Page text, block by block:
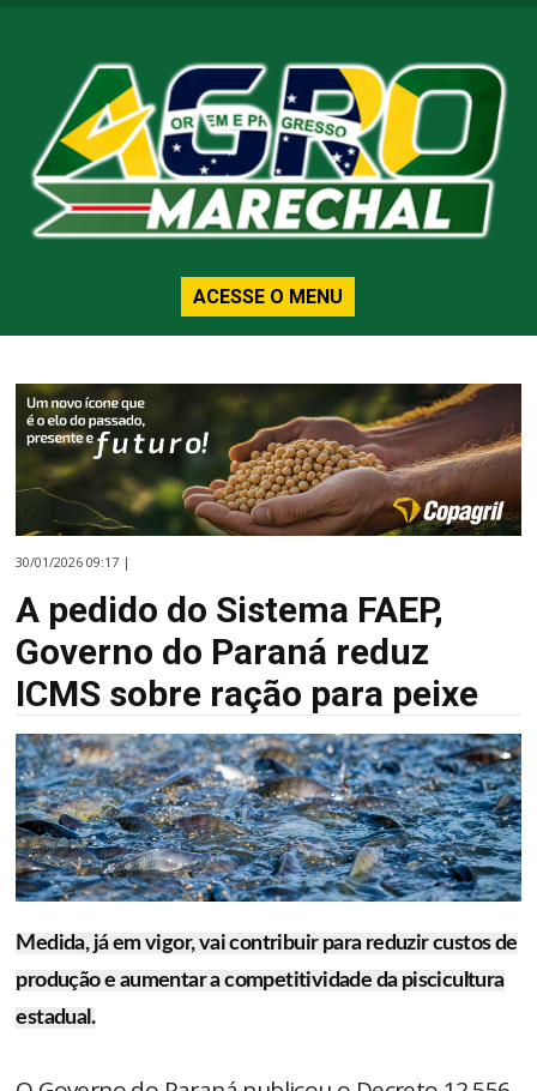
ACESSE O MENU
30/01/2026 09:17 |
A pedido do Sistema FAEP,
Governo do Paraná reduz
ICMS sobre ração para peixe
Medida, já em vigor, vai contribuir para reduzir custos de
produção e aumentar a competitividade da piscicultura
estadual.